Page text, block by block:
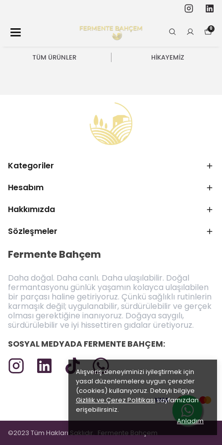
0
TÜM ÜRÜNLER HİKAYEMİZ
Alışveriş deneyiminizi iyileştirmek için
yasal düzenlemelere uygun çerezler
(cookies) kullanıyoruz. Detaylı bilgiye
Gizlilik ve Çerez Politikasısayfamızdan
erişebilirsiniz.
Anladım
Kategoriler
Hesabım
Hakkımızda
Sözleşmeler
Fermente Bahçem
Daha doğal. Daha canlı. Daha ulaşılabilir. Doğal
fermantasyonu günlük yaşamın kolayca ulaşılabilen
bir parçası haline getiriyoruz. Çünkü sağlıklı rutinlerin
karmaşık değil; uygulanabilir, sürdürülebilir ve gerçek
olması gerektiğine inanıyoruz. Doğaya saygılı,
sürdürülebilir ve iyi hissettiren gıdalar üretiyoruz.
SOSYAL MEDYADA FERMENTE BAHÇEM:
©2023 Tüm Hakları Saklıdır.Fermente Bahçem